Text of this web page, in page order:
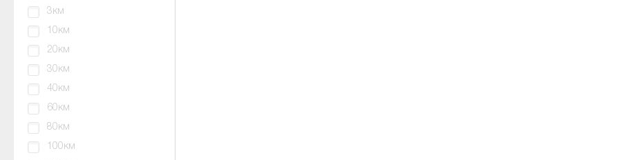
3км
10км
20км
30км
40км
60км
80км
100км